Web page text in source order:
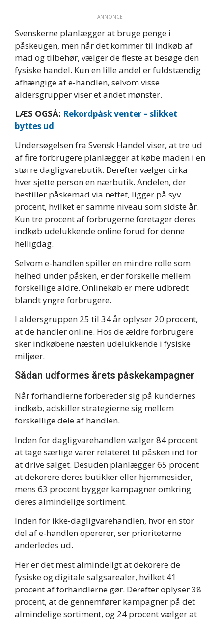
ANNONCE
Svenskerne planlægger at bruge penge i
påskeugen, men når det kommer til indkøb af
mad og tilbehør, vælger de fleste at besøge den
fysiske handel. Kun en lille andel er fuldstændig
afhængige af e-handlen, selvom visse
aldersgrupper viser et andet mønster.
LÆS OGSÅ: Rekordpåsk venter – slikket
byttes ud
Undersøgelsen fra Svensk Handel viser, at tre ud
af fire forbrugere planlægger at købe maden i en
større dagligvarebutik. Derefter vælger cirka
hver sjette person en nærbutik. Andelen, der
bestiller påskemad via nettet, ligger på syv
procent, hvilket er samme niveau som sidste år.
Kun tre procent af forbrugerne foretager deres
indkøb udelukkende online forud for denne
helligdag.
Selvom e-handlen spiller en mindre rolle som
helhed under påsken, er der forskelle mellem
forskellige aldre. Onlinekøb er mere udbredt
blandt yngre forbrugere.
I aldersgruppen 25 til 34 år oplyser 20 procent,
at de handler online. Hos de ældre forbrugere
sker indkøbene næsten udelukkende i fysiske
miljøer.
Sådan udformes årets påskekampagner
Når forhandlerne forbereder sig på kundernes
indkøb, adskiller strategierne sig mellem
forskellige dele af handlen.
Inden for dagligvarehandlen vælger 84 procent
at tage særlige varer relateret til påsken ind for
at drive salget. Desuden planlægger 65 procent
at dekorere deres butikker eller hjemmesider,
mens 63 procent bygger kampagner omkring
deres almindelige sortiment.
Inden for ikke-dagligvarehandlen, hvor en stor
del af e-handlen opererer, ser prioriteterne
anderledes ud.
Her er det mest almindeligt at dekorere de
fysiske og digitale salgsarealer, hvilket 41
procent af forhandlerne gør. Derefter oplyser 38
procent, at de gennemfører kampagner på det
almindelige sortiment, og 24 procent vælger at